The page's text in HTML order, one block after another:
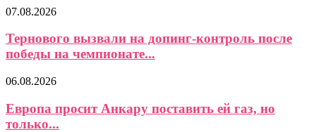
07.08.2026
Тернового вызвали на допинг-контроль после
победы на чемпионате...
06.08.2026
Европа просит Анкару поставить ей газ, но
только...